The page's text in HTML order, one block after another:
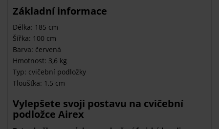
Základní informace
Délka: 185 cm
Šířka: 100 cm
Barva: červená
Hmotnost: 3,6 kg
Typ: cvičební podložky
Tloušťka: 1,5 cm
Vylepšete svoji postavu na cvičební
podložce Airex